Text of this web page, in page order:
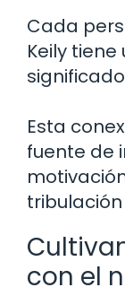
Cada
Keily
Esta
fuente de
con el